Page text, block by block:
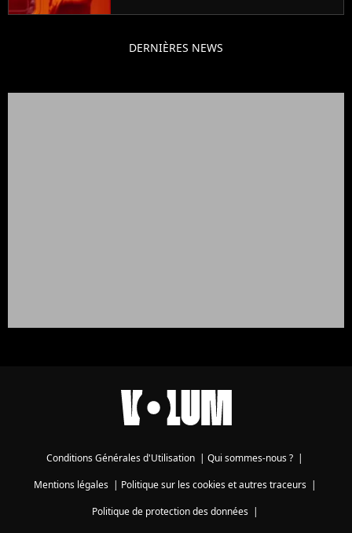
DERNIÈRES NEWS
Conditions Générales d'Utilisation | Qui sommes-nous ? |
Mentions légales| Politique sur les cookies et autres traceurs|
Politique de protection des données|